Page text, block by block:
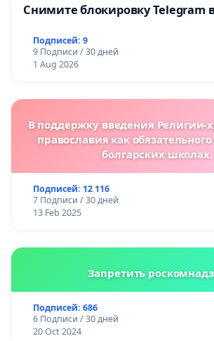
Снимите блокировку Telegram
Подписей: 9
9 Подписи / 30 дней
1 Aug 2026
В поддержку введения Религии-
православия как
болгарских школах.
Подписей: 12 116
7 Подписи / 30 дней
13 Feb 2025
Запретить
Подписей: 686
6 Подписи / 30 дней
20 Oct 2024